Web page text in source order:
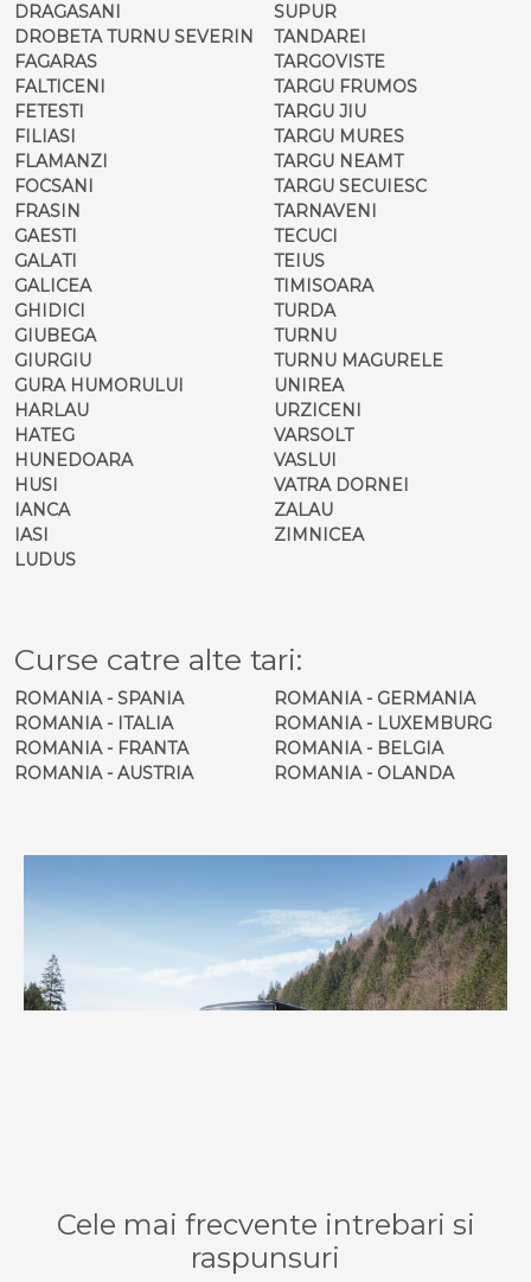
DRAGASANI
DROBETA TURNU SEVERIN
FAGARAS
FALTICENI
FETESTI
FILIASI
FLAMANZI
FOCSANI
FRASIN
GAESTI
GALATI
GALICEA
GHIDICI
GIUBEGA
GIURGIU
GURA HUMORULUI
HARLAU
HATEG
HUNEDOARA
HUSI
IANCA
IASI
LUDUS
SUPUR
TANDAREI
TARGOVISTE
TARGU FRUMOS
TARGU JIU
TARGU MURES
TARGU NEAMT
TARGU SECUIESC
TARNAVENI
TECUCI
TEIUS
TIMISOARA
TURDA
TURNU
TURNU MAGURELE
UNIREA
URZICENI
VARSOLT
VASLUI
VATRA DORNEI
ZALAU
ZIMNICEA
Curse catre alte tari:
ROMANIA - SPANIA
ROMANIA - ITALIA
ROMANIA - FRANTA
ROMANIA - AUSTRIA
ROMANIA - GERMANIA
ROMANIA - LUXEMBURG
ROMANIA - BELGIA
ROMANIA - OLANDA
Cele mai frecvente intrebari si
raspunsuri